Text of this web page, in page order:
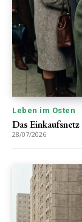
Leben im Osten
Das
28/07/2026